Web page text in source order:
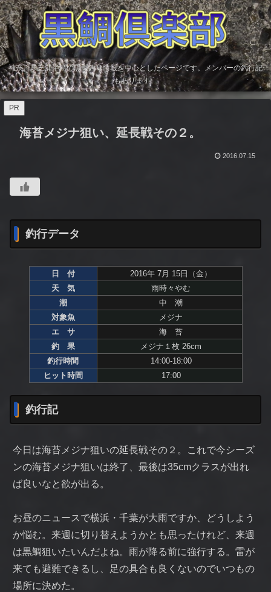
神奈川県三浦半島の黒鯛釣り情報を中心としたページです。メンバーの釣行記
もあります。
PR
海苔メジナ狙い、延長戦その２。
2016.07.15
釣行データ
日 付
2016年 7月 15日（金）
天 気
雨時々やむ
潮
中 潮
対象魚
メジナ
エ サ
海 苔
釣 果
メジナ１枚 26cm
釣行時間
14:00-18:00
ヒット時間
17:00
釣行記
今日は海苔メジナ狙いの延長戦その２。これで今シーズ
ンの海苔メジナ狙いは終了、最後は35cmクラスが出れ
ば良いなと欲が出る。
お昼のニュースで横浜・千葉が大雨ですか、どうしよう
か悩む。来週に切り替えようかとも思ったけれど、来週
は黒鯛狙いたいんだよね。雨が降る前に強行する。雷が
来ても避難できるし、足の具合も良くないのでいつもの
場所に決めた。